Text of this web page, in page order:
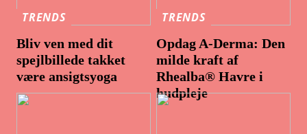
TRENDS
Bliv ven med dit
spejlbillede takket
være ansigtsyoga
TRENDS
Opdag A-Derma: Den
milde kraft af
Rhealba® Havre i
hudpleje